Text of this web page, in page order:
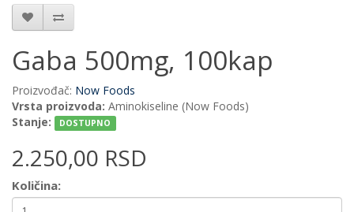
Gaba 500mg, 100kap
Proizvođač: Now Foods
Vrsta proizvoda: Aminokiseline (Now Foods)
Stanje:
DOSTUPNO
2.250,00 RSD
Količina: